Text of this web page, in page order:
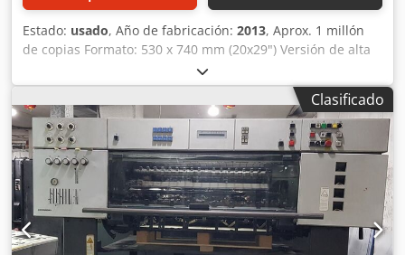
Estado: usado, Año de fabricación: 2013, Aprox. 1 millón
de copias Formato: 530 x 740 mm (20x29") Versión de alta
velocidad de 15.000 pliegos/hora (máx.) Centro de
impresión Control fácil Sistema de cambio automático de
planchas Alcolor Todos los sistemas de lavado Brazo de
apilamiento de baja altura Crsdpfx Abjzc Hlwoyof
Compresor Sistema antiestático Dispositivo de
alimentación de pilas de papel Sistema de espolvoreado
Sistema de funcionamiento continuo Disponible a corto
plazo
Clasificado